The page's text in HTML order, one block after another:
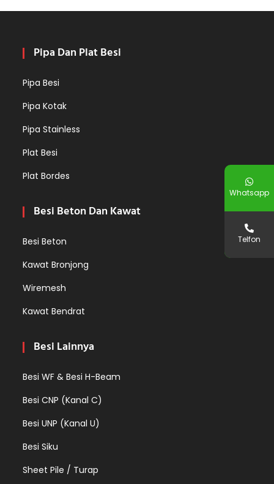
Pipa Dan Plat Besi
Pipa Besi
Pipa Kotak
Pipa Stainless
Plat Besi
Plat Bordes
Besi Beton Dan Kawat
Besi Beton
Kawat Bronjong
Wiremesh
Kawat Bendrat
Besi Lainnya
Besi WF & Besi H-Beam
Besi CNP (Kanal C)
Besi UNP (Kanal U)
Besi Siku
Sheet Pile / Turap
Whatsapp
Telfon